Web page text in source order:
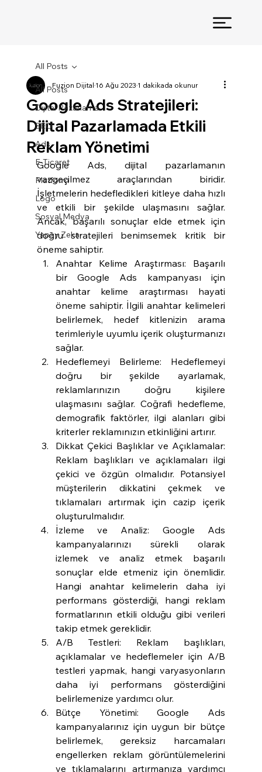
All Posts
Dijital Pazarlama
SEO
Ads
E-Ticaret
Platform
Logo
Sosyal Medya
Yapay Zeka
All Posts
Google Ads Stratejileri:
Dijital Pazarlamada Etkili
Reklam Yönetimi
Fuzion Dijital16 Ağu 20231 dakikada okunur
Google Ads, dijital pazarlamanın
vazgeçilmez araçlarından biridir.
İşletmelerin hedefledikleri kitleye daha hızlı
ve etkili bir şekilde ulaşmasını sağlar.
Ancak, başarılı sonuçlar elde etmek için
doğru stratejileri benimsemek kritik bir
öneme sahiptir.
Anahtar Kelime Araştırması: Başarılı
bir Google Ads kampanyası için
anahtar kelime araştırması hayati
öneme sahiptir. İlgili anahtar kelimeleri
belirlemek, hedef kitlenizin arama
terimleriyle uyumlu içerik oluşturmanızı
sağlar.
Hedeflemeyi Belirleme: Hedeflemeyi
doğru bir şekilde ayarlamak,
reklamlarınızın doğru kişilere
ulaşmasını sağlar. Coğrafi hedefleme,
demografik faktörler, ilgi alanları gibi
kriterler reklamınızın etkinliğini artırır.
Dikkat Çekici Başlıklar ve Açıklamalar:
Reklam başlıkları ve açıklamaları ilgi
çekici ve özgün olmalıdır. Potansiyel
müşterilerin dikkatini çekmek ve
tıklamaları artırmak için cazip içerik
oluşturulmalıdır.
İzleme ve Analiz: Google Ads
kampanyalarınızı sürekli olarak
izlemek ve analiz etmek başarılı
sonuçlar elde etmeniz için önemlidir.
Hangi anahtar kelimelerin daha iyi
performans gösterdiği, hangi reklam
formatlarının etkili olduğu gibi verileri
takip etmek gereklidir.
A/B Testleri: Reklam başlıkları,
açıklamalar ve hedeflemeler için A/B
testleri yapmak, hangi varyasyonların
daha iyi performans gösterdiğini
belirlemenize yardımcı olur.
Bütçe Yönetimi: Google Ads
kampanyalarınız için uygun bir bütçe
belirlemek, gereksiz harcamaları
engellerken reklam görüntülemelerini
ve tıklamalarını artırmanıza yardımcı